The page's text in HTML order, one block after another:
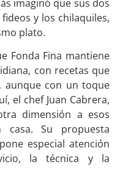
imaginó que sus dos
y los chilaquiles,
plato.
Fonda Fina mantiene
con recetas que
aunque con un toque
el chef Juan Cabrera,
dimensión a esos
Su propuesta
especial atención
la técnica y la